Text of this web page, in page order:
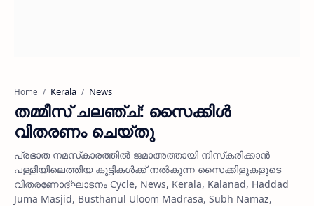
Home Kerala News
തമ്മീസ് ചലഞ്ച്: സൈക്കിള്‍
വിതരണം ചെയ്തു
പ്രഭാത നമസ്‌കാരത്തില്‍ ജമാഅത്തായി നിസ്‌കരിക്കാന്‍
പള്ളിയിലെത്തിയ കുട്ടികള്‍ക്ക് നല്‍കുന്ന സൈക്കിളുകളുടെ
വിതരണോദ്ഘാടനം Cycle, News, Kerala, Kalanad, Haddad
Juma Masjid, Busthanul Uloom Madrasa, Subh Namaz,